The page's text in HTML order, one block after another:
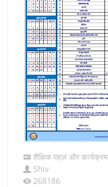
शैक्षिक पहल और कार्यक्रम
Shiv
268186